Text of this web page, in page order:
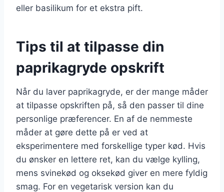
eller basilikum for et ekstra pift.
Tips til at tilpasse din
paprikagryde opskrift
Når du laver paprikagryde, er der mange måder
at tilpasse opskriften på, så den passer til dine
personlige præferencer. En af de nemmeste
måder at gøre dette på er ved at
eksperimentere med forskellige typer kød. Hvis
du ønsker en lettere ret, kan du vælge kylling,
mens svinekød og oksekød giver en mere fyldig
smag. For en vegetarisk version kan du